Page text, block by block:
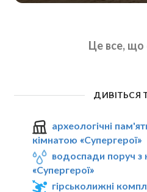
Це все, що
ДИВІТЬСЯ
археологічні
кімнатою «Супергерої»
водоспади поруч з
«Супергерої»
гірськолижні